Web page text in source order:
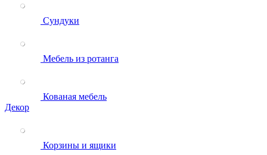
Сундуки
Мебель из ротанга
Кованая мебель
Декор
Корзины и ящики